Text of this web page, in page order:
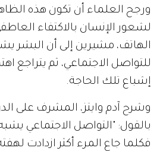
ورجح العلماء أن تكون هذه
لشعور الإنسان بالاكتفاء
الهاتف، مشيرين إلى أن البشر
للتواصل الاجتماعي، ثم يتراجع
إشباع تلك الحاجة.
وشرح آدم وايتز، المشرف على
بالقول: "التواصل الاجتماعي
فكلما جاع المرء أكثر ازدادت